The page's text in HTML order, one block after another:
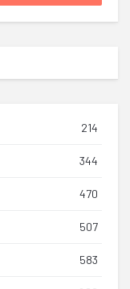
214
344
470
507
583